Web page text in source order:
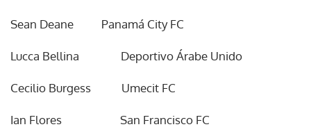
Sean Deane Panamá City FC
Lucca Bellina Deportivo Árabe Unido
Cecilio Burgess Umecit FC
Ian Flores San Francisco FC